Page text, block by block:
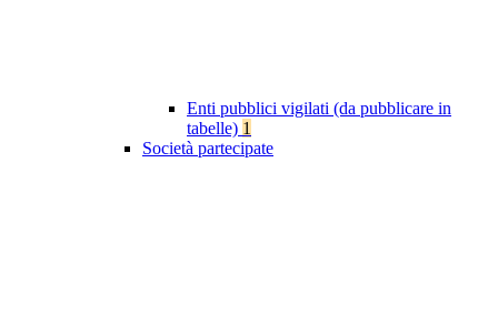
Enti pubblici vigilati (da pubblicare in
tabelle) 1
Società partecipate